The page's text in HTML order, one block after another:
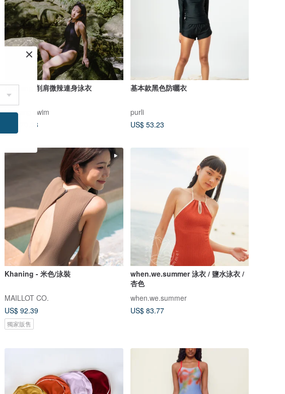
Haolang 削肩微辣連身泳衣
Haolang swim
US$ 70.38
基本款黑色防曬衣
purli
US$ 53.23
Khaning - 米色/泳裝
MAILLOT CO.
US$ 92.39
獨家販售
when.we.summer 泳衣 / 鹽水泳衣 /
杏色
when.we.summer
US$ 83.77